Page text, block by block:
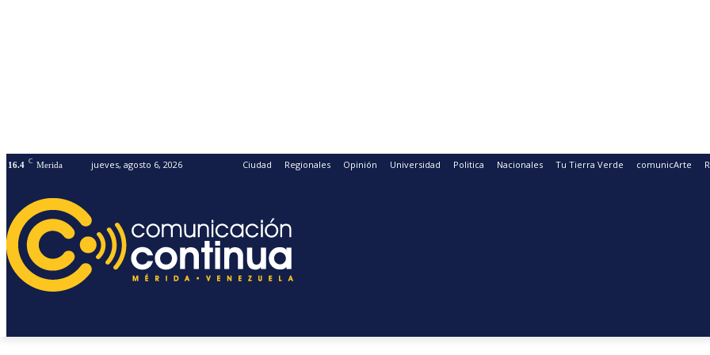
16.4 C Merida jueves, agosto 6, 2026 Ciudad Regionales Opinión Universidad Politica Nacionales Tu Tierra Verde comunicArte